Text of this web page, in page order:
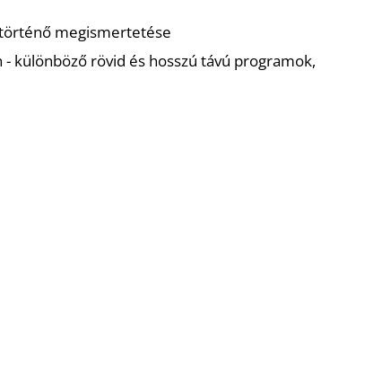
megismertetése
különböző rövid és hosszú távú programok,